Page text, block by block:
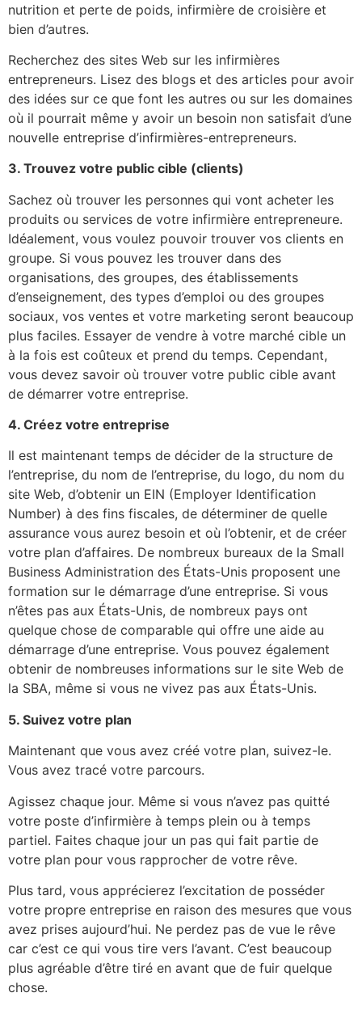
nutrition et perte de poids, infirmière de croisière et
bien d’autres.
Recherchez des sites Web sur les infirmières
entrepreneurs. Lisez des blogs et des articles pour avoir
des idées sur ce que font les autres ou sur les domaines
où il pourrait même y avoir un besoin non satisfait d’une
nouvelle entreprise d’infirmières-entrepreneurs.
3. Trouvez votre public cible (clients)
Sachez où trouver les personnes qui vont acheter les
produits ou services de votre infirmière entrepreneure.
Idéalement, vous voulez pouvoir trouver vos clients en
groupe. Si vous pouvez les trouver dans des
organisations, des groupes, des établissements
d’enseignement, des types d’emploi ou des groupes
sociaux, vos ventes et votre marketing seront beaucoup
plus faciles. Essayer de vendre à votre marché cible un
à la fois est coûteux et prend du temps. Cependant,
vous devez savoir où trouver votre public cible avant
de démarrer votre entreprise.
4. Créez votre entreprise
Il est maintenant temps de décider de la structure de
l’entreprise, du nom de l’entreprise, du logo, du nom du
site Web, d’obtenir un EIN (Employer Identification
Number) à des fins fiscales, de déterminer de quelle
assurance vous aurez besoin et où l’obtenir, et de créer
votre plan d’affaires. De nombreux bureaux de la Small
Business Administration des États-Unis proposent une
formation sur le démarrage d’une entreprise. Si vous
n’êtes pas aux États-Unis, de nombreux pays ont
quelque chose de comparable qui offre une aide au
démarrage d’une entreprise. Vous pouvez également
obtenir de nombreuses informations sur le site Web de
la SBA, même si vous ne vivez pas aux États-Unis.
5. Suivez votre plan
Maintenant que vous avez créé votre plan, suivez-le.
Vous avez tracé votre parcours.
Agissez chaque jour. Même si vous n’avez pas quitté
votre poste d’infirmière à temps plein ou à temps
partiel. Faites chaque jour un pas qui fait partie de
votre plan pour vous rapprocher de votre rêve.
Plus tard, vous apprécierez l’excitation de posséder
votre propre entreprise en raison des mesures que vous
avez prises aujourd’hui. Ne perdez pas de vue le rêve
car c’est ce qui vous tire vers l’avant. C’est beaucoup
plus agréable d’être tiré en avant que de fuir quelque
chose.